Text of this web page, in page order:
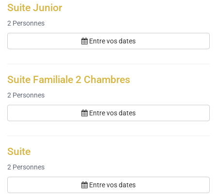
Suite Junior
2 Personnes
Entre vos dates
Suite Familiale 2 Chambres
2 Personnes
Entre vos dates
Suite
2 Personnes
Entre vos dates